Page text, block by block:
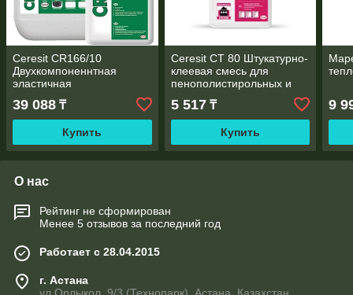
Ceresit CR166/10
Двухкомпоненнтная
эластичная
гидроизоляция комп. B, 7
л
39 088 ₸
Купить
Ceresit CT 80 Штукатурно-
клеевая смесь для
пенополистирольных и
минераловатных плит, 25
кг
5 517₸
Купить
9
О нас
Рейтинг не сформирован
Менее 5 отзывов за последний год
Работает с 28.04.2015
г. Астана